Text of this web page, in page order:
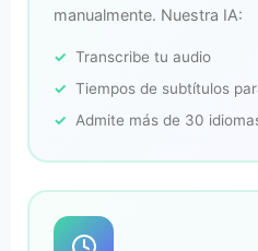
manualmente. Nuestra IA:
Transcribe tu audio
Tiempos de subtítulos
Admite más de 30